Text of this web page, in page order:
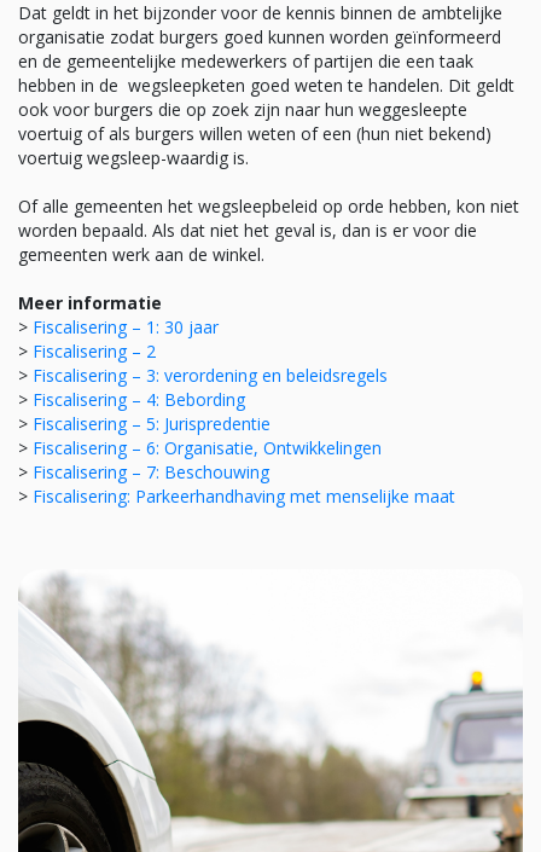
Dat geldt in het bijzonder voor de kennis binnen de ambtelijke
organisatie zodat burgers goed kunnen worden geïnformeerd
en de gemeentelijke medewerkers of partijen die een taak
hebben in de wegsleepketen goed weten te handelen. Dit geldt
ook voor burgers die op zoek zijn naar hun weggesleepte
voertuig of als burgers willen weten of een (hun niet bekend)
voertuig wegsleep-waardig is.
Of alle gemeenten het wegsleepbeleid op orde hebben, kon niet
worden bepaald. Als dat niet het geval is, dan is er voor die
gemeenten werk aan de winkel.
Meer informatie
> Fiscalisering – 1: 30 jaar
> Fiscalisering – 2
> Fiscalisering – 3: verordening en beleidsregels
> Fiscalisering – 4: Bebording
> Fiscalisering – 5: Jurispredentie
> Fiscalisering – 6: Organisatie, Ontwikkelingen
> Fiscalisering – 7: Beschouwing
> Fiscalisering: Parkeerhandhaving met menselijke maat